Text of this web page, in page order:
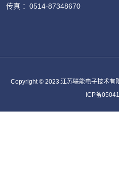
传真 ：0514-87348670
Copyright © 2023.江苏联能电子技术有
ICP备